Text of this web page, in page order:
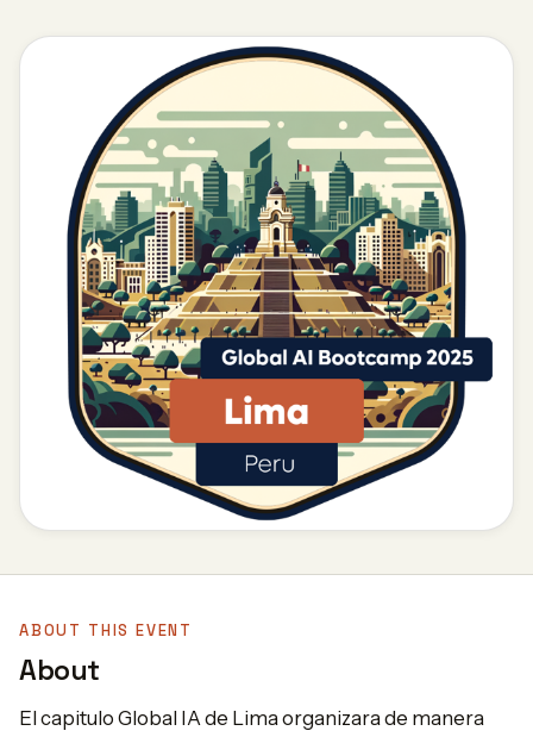
ABOUT THIS EVENT
About
El capitulo Global IA de Lima organizara de manera